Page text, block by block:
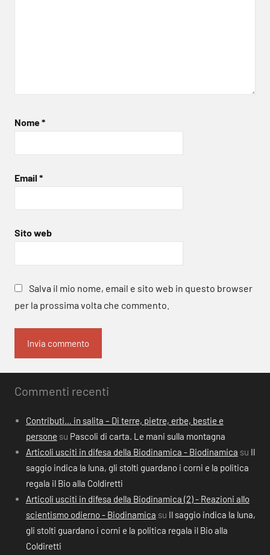
Nome*
Email *
Sito web
Salva il mio nome, email e sito web in questo browser
per la prossima volta che commento.
Commenti recenti
Contributi… in salita – Di terre, pietre, erbe, bestie e
persone su Pascoli di carta. Le mani sulla montagna
Articoli usciti in difesa della Biodinamica - Biodinamica su Il
saggio indica la luna, gli stolti guardano i corni e la politica
regala il Bio alla Coldiretti
Articoli usciti in difesa della Biodinamica (2) - Reazioni allo
scientismo odierno - Biodinamica su Il saggio indica la luna,
gli stolti guardano i corni e la politica regala il Bio alla
Coldiretti